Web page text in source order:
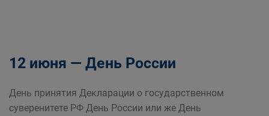
12 июня — День России
День принятия Декларации о государственном
суверенитете РФ День России или же День